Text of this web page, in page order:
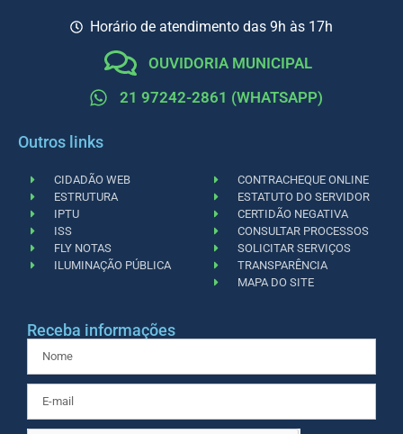
Horário de atendimento das 9h às 17h
OUVIDORIA MUNICIPAL
21 97242-2861 (WHATSAPP)
Outros links
CIDADÃO WEB
ESTRUTURA
IPTU
ISS
FLY NOTAS
ILUMINAÇÃO PÚBLICA
CONTRACHEQUE ONLINE
ESTATUTO DO SERVIDOR
CERTIDÃO NEGATIVA
CONSULTAR PROCESSOS
SOLICITAR SERVIÇOS
TRANSPARÊNCIA
MAPA DO SITE
Receba informações